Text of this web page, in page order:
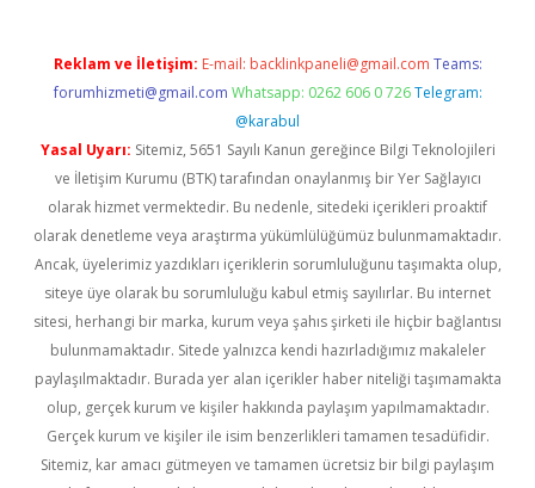
Reklam ve İletişim: E-mail: backlinkpaneli@gmail.com Teams:
forumhizmeti@gmail.com Whatsapp: 0262 606 0 726 Telegram:
@karabul
Yasal Uyarı: Sitemiz, 5651 Sayılı Kanun gereğince Bilgi Teknolojileri
ve İletişim Kurumu (BTK) tarafından onaylanmış bir Yer Sağlayıcı
olarak hizmet vermektedir. Bu nedenle, sitedeki içerikleri proaktif
olarak denetleme veya araştırma yükümlülüğümüz bulunmamaktadır.
Ancak, üyelerimiz yazdıkları içeriklerin sorumluluğunu taşımakta olup,
siteye üye olarak bu sorumluluğu kabul etmiş sayılırlar. Bu internet
sitesi, herhangi bir marka, kurum veya şahıs şirketi ile hiçbir bağlantısı
bulunmamaktadır. Sitede yalnızca kendi hazırladığımız makaleler
paylaşılmaktadır. Burada yer alan içerikler haber niteliği taşımamakta
olup, gerçek kurum ve kişiler hakkında paylaşım yapılmamaktadır.
Gerçek kurum ve kişiler ile isim benzerlikleri tamamen tesadüfidir.
Sitemiz, kar amacı gütmeyen ve tamamen ücretsiz bir bilgi paylaşım